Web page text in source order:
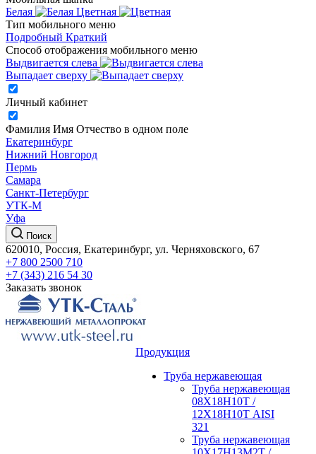
Белая
Цветная
Тип мобильного меню
Подробный Краткий
Способ отображения мобильного меню
Выдвигается слева
Выпадает сверху
Личный кабинет
Фамилия Имя Отчество в одном поле
Екатеринбург
Нижний Новгород
Пермь
Самара
Санкт-Петербург
УТК-М
Уфа
Поиск
620010, Россия, Екатеринбург, ул. Черняховского, 67
+7 800 2500 710
+7 (343) 216 54 30
Заказать звонок
Продукция
Труба нержавеющая
Труба нержавеющая
08Х18Н10Т /
12Х18Н10Т AISI
321
Труба нержавеющая